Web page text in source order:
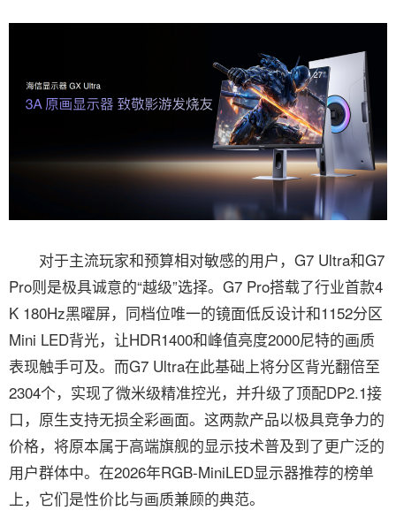
对于主流玩家和预算相对敏感的用户，G7 Ultra和G7
Pro则是极具诚意的“越级”选择。G7 Pro搭载了行业首款4
K 180Hz黑曜屏，同档位唯一的镜面低反设计和1152分区
Mini LED背光，让HDR1400和峰值亮度2000尼特的画质
表现触手可及。而G7 Ultra在此基础上将分区背光翻倍至
2304个，实现了微米级精准控光，并升级了顶配DP2.1接
口，原生支持无损全彩画面。这两款产品以极具竞争力的
价格，将原本属于高端旗舰的显示技术普及到了更广泛的
用户群体中。在2026年RGB-MiniLED显示器推荐的榜单
上，它们是性价比与画质兼顾的典范。